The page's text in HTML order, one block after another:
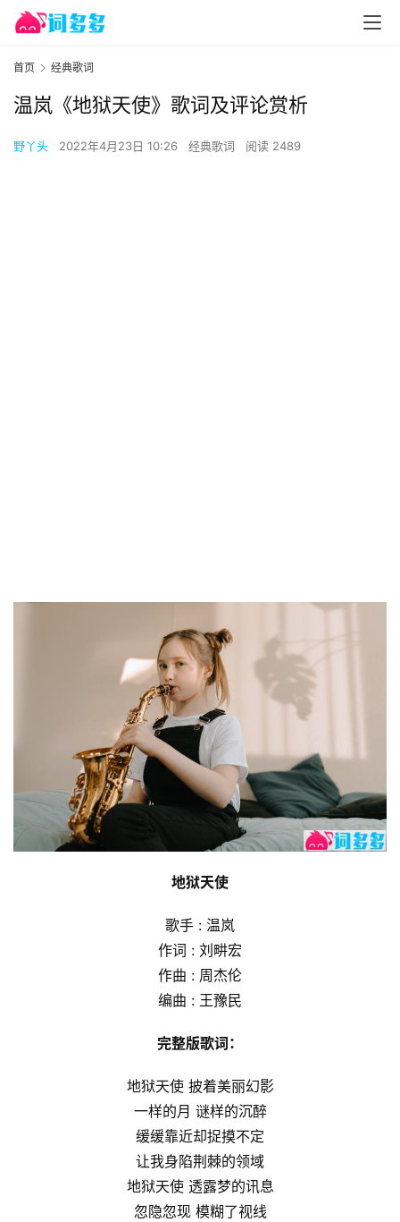
首页 经典歌词
温岚《地狱天使》歌词及评论赏析
野丫头 2022年4月23日 10:26 经典歌词 阅读 2489
地狱天使
歌手 : 温岚
作词 : 刘畊宏
作曲 : 周杰伦
编曲 : 王豫民
完整版歌词：
地狱天使 披着美丽幻影
一样的月 谜样的沉醉
缓缓靠近却捉摸不定
让我身陷荆棘的领域
地狱天使 透露梦的讯息
忽隐忽现 模糊了视线